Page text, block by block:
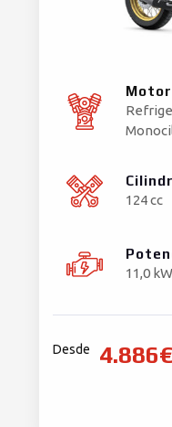
Motor
124 cc
11,0
Desde 4.886€